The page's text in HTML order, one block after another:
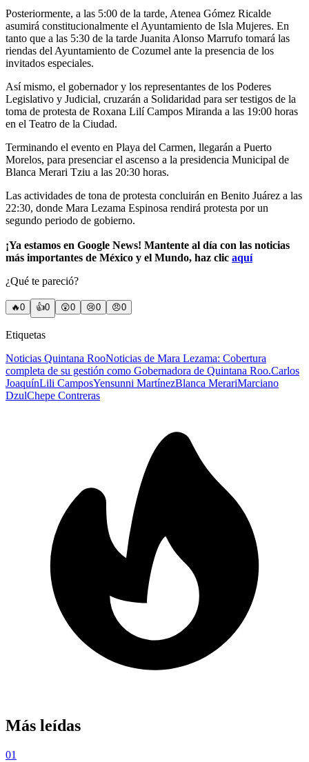
Posteriormente, a las 5:00 de la tarde, Atenea Gómez Ricalde
asumirá constitucionalmente el Ayuntamiento de Isla Mujeres. En
tanto que a las 5:30 de la tarde Juanita Alonso Marrufo tomará las
riendas del Ayuntamiento de Cozumel ante la presencia de los
invitados especiales.
Así mismo, el gobernador y los representantes de los Poderes
Legislativo y Judicial, cruzarán a Solidaridad para ser testigos de la
toma de protesta de Roxana Lilí Campos Miranda a las 19:00 horas
en el Teatro de la Ciudad.
Terminando el evento en Playa del Carmen, llegarán a Puerto
Morelos, para presenciar el ascenso a la presidencia Municipal de
Blanca Merari Tziu a las 20:30 horas.
Las actividades de tona de protesta concluirán en Benito Juárez a las
22:30, donde Mara Lezama Espinosa rendirá protesta por un
segundo periodo de gobierno.
¡Ya estamos en Google News! Mantente al día con las noticias
más importantes de México y el Mundo, haz clic aquí
¿Qué te pareció?
🔥0 👍0 😲0 😢0 😠0
Etiquetas
Noticias Quintana RooNoticias de Mara Lezama: Cobertura
completa de su gestión como Gobernadora de Quintana Roo.Carlos
JoaquínLili CamposYensunni MartínezBlanca MerariMarciano
DzulChepe Contreras
Más leídas
01